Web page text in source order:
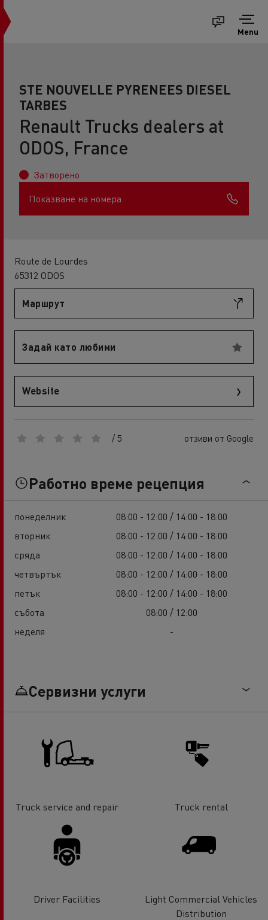
Menu
STE NOUVELLE PYRENEES DIESEL
TARBES
Renault Trucks dealers at
ODOS, France
Затворено
Показване на номера
Route de Lourdes
65312 ODOS
Маршрут
Задай като любими
Website
/ 5 отзиви от Google
Работно време рецепция
понеделник
08:00 - 12:00 / 14:00 - 18:00
вторник
08:00 - 12:00 / 14:00 - 18:00
сряда
08:00 - 12:00 / 14:00 - 18:00
четвъртък
08:00 - 12:00 / 14:00 - 18:00
петък
08:00 - 12:00 / 14:00 - 18:00
събота
08:00 / 12:00
неделя
-
Сервизни услуги
Truck service and repair Truck rental
Driver Facilities
Light Commercial Vehicles
Distribution